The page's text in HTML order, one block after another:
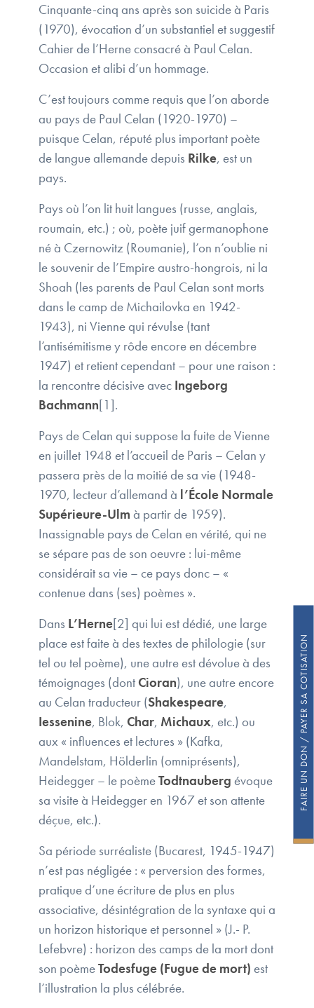
FAIRE UN DON / PAYER SA COTISATION
Cinquante-cinq ans après son suicide à Paris
(1970), évocation d’un substantiel et suggestif
Cahier de l’Herne consacré à Paul Celan.
Occasion et alibi d’un hommage.
C’est toujours comme requis que l’on aborde
au pays de Paul Celan (1920-1970) –
puisque Celan, réputé plus important poète
de langue allemande depuis Rilke, est un
pays.
Pays où l’on lit huit langues (russe, anglais,
roumain, etc.) ; où, poète juif germanophone
né à Czernowitz (Roumanie), l’on n’oublie ni
le souvenir de l’Empire austro-hongrois, ni la
Shoah (les parents de Paul Celan sont morts
dans le camp de Michailovka en 1942-
1943), ni Vienne qui révulse (tant
l’antisémitisme y rôde encore en décembre
1947) et retient cependant – pour une raison :
la rencontre décisive avec Ingeborg
Bachmann[1].
Pays de Celan qui suppose la fuite de Vienne
en juillet 1948 et l’accueil de Paris – Celan y
passera près de la moitié de sa vie (1948-
1970, lecteur d’allemand à l’École Normale
Supérieure-Ulm à partir de 1959).
Inassignable pays de Celan en vérité, qui ne
se sépare pas de son oeuvre : lui-même
considérait sa vie – ce pays donc – «
contenue dans (ses) poèmes ».
Dans L’Herne[2] qui lui est dédié, une large
place est faite à des textes de philologie (sur
tel ou tel poème), une autre est dévolue à des
témoignages (dontCioran), une autre encore
au Celan traducteur (Shakespeare,
Iessenine, Blok, Char, Michaux, etc.) ou
aux « influences et lectures » (Kafka,
Mandelstam, Hölderlin (omniprésents),
Heidegger – le poèmeTodtnauberg évoque
sa visite à Heidegger en 1967 et son attente
déçue, etc.).
Sa période surréaliste (Bucarest, 1945-1947)
n’est pas négligée : « perversion des formes,
pratique d’une écriture de plus en plus
associative, désintégration de la syntaxe qui a
un horizon historique et personnel » (J.- P.
Lefebvre) : horizon des camps de la mort dont
son poèmeTodesfuge (Fugue de mort) est
l’illustration la plus célébrée.